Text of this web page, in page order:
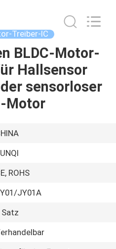
Treiber-IC
BLDC-Motor-
Hallsensor
sensorloser
Motor
ROHS
JY01A
Satz